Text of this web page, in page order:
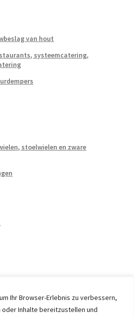
Ihr Browser-Erlebnis zu verbessern,
Inhalte bereitzustellen und
van hout
systeemcatering,
stoelwielen en zware